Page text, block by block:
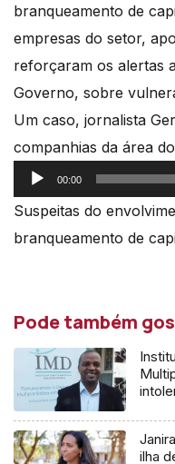
branqueamento de
empresas do setor,
reforçaram os alertas
Governo, sobre
Um caso, jornalista
companhias da área
Reprodutor
de
00:00
Suspeitas do
branqueamento de
Pode também
ilha